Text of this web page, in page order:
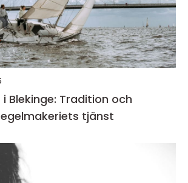
Blekinge: Tradition och
tjänst